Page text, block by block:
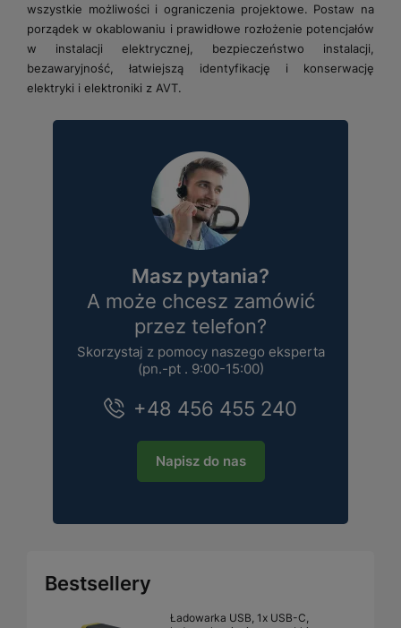
wszystkie możliwości i ograniczenia projektowe. Postaw na
porządek w okablowaniu i prawidłowe rozłożenie potencjałów
w instalacji elektrycznej, bezpieczeństwo instalacji,
bezawaryjność, łatwiejszą identyfikację i konserwację
elektryki i elektroniki z AVT.
Masz pytania?
A może chcesz zamówić
przez telefon?
Skorzystaj z pomocy naszego eksperta
(pn.-pt . 9:00-15:00)
+48 456 455 240
Napisz do nas
Bestsellery
Ładowarka USB, 1x USB-C,